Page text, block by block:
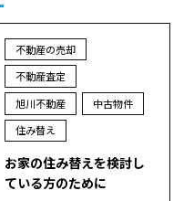
不動産の売却
不動産査定
旭川不動産
中古物件
住み替え
お家の住み替えを検討し
ている方のために